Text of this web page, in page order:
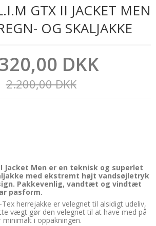
GTX II JACKET MEN
OG SKALJAKKE
DKK
2.200,00 DKK
Jacket Men er en teknisk og superlet
med ekstremt højt vandsøjletryk
Pakkevenlig, vandtæt og vindtæt
pasform.
herrejakke er velegnet til alsidigt udeliv,
vægt gør den velegnet til at have med på
i oppakningen.